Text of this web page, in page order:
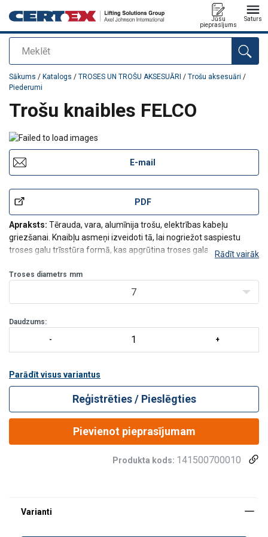
Meklēt
Jūsu
pieprasījums
Saturs
Pievienots jūsu pasūtījumam
Sākums / Katalogs / TROSES UN TROŠU AKSESUĀRI / Trošu aksesuāri /
Piederumi
Trošu knaibles FELCO
E-mail
PDF
Apraksts: Tērauda, vara, alumīnija trošu, elektrības kabeļu
griezšanai. Knaibļu asmeņi izveidoti tā, lai nogriežot saspiestu
troses galu trīsstūra formā, kas apgrūtina troses gala
Rādīt vairāk
Troses diametrs mm
7
Daudzums:
Parādīt visus variantus
Reģistrēties / Pieslēgties
Pievienot pieprasījumam
Produkta kods: 141500700010